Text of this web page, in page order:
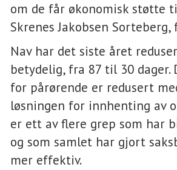
om de får økonomisk støtte
Skrenes Jakobsen
Nav har det siste året
betydelig, fra 87 til 30
for pårørende er redusert
løsningen for innhenting av
er ett av flere grep som har
og som samlet har gjort
mer effektiv.